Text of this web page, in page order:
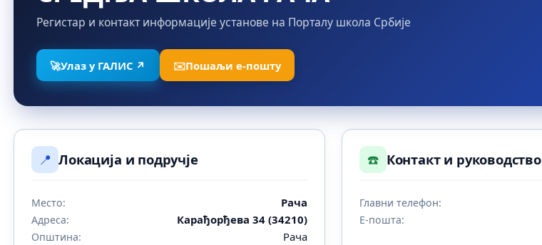
Регистар и контакт информације установе на Порталу школа Србије
🚀Улаз у ГАЛИС ↗ ✉️Пошаљи е-пошту
📍 Локација и подручје
Место: Рача
Адреса: Карађорђева 34 (34210)
Општина: Рача
☎️ Контакт и руководство
Главни телефон:
Е-пошта: